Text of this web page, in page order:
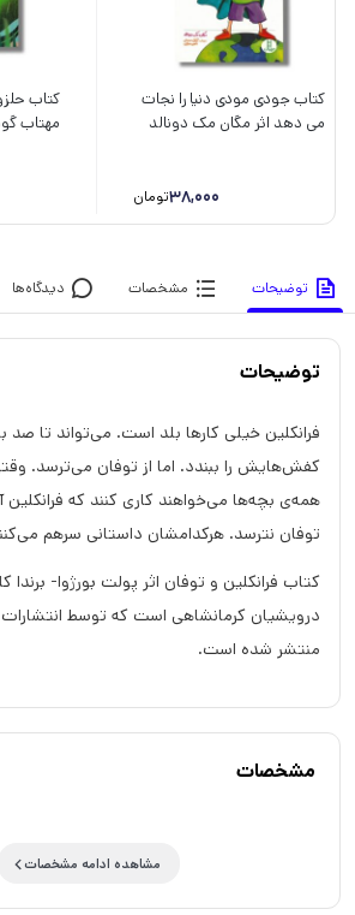
کتاب جودی مودی دنیا را نجات
می دهد اثر مگان مک دونالد
38,000تومان
کتاب
مهتاب
توضیحات مشخصات دیدگاه‌ها
توضیحات
فرانکلین خیلی کارها بلد است. می‌تواند تا صد
کفش‌هایش را ببندد. اما از توفان می‌ترسد.
همه‌ی بچه‌ها می‌خواهند کاری کنند که فرانکلین
توفان نترسد. هرکدامشان داستانی سرهم
کتاب فرانکلین و توفان اثر پولت بورژوا- برندا
منتشر شده است.
مشخصات
مشاهده ادامه مشخصات